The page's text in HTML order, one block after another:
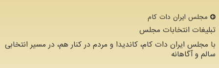
مجلس ایران دات كام
تبلیغات انتخابات مجلس
با مجلس ایران دات کام، کاندیدا و مردم در کنار هم، در مسیر انتخابی
سالم و آگاهانه